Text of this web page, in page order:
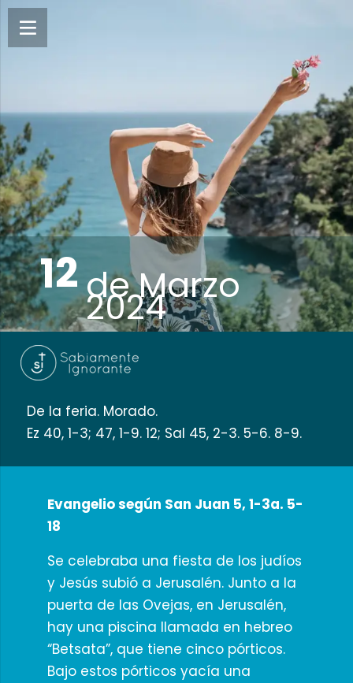
12deMarzo
2024
De la feria. Morado.
Ez 40, 1-3; 47, 1-9. 12; Sal 45, 2-3. 5-6. 8-9.
Evangelio según San Juan 5, 1-3a. 5-
18
Se celebraba una fiesta de los judíos
y Jesús subió a Jerusalén. Junto a la
puerta de las Ovejas, en Jerusalén,
hay una piscina llamada en hebreo
“Betsata”, que tiene cinco pórticos.
Bajo estos pórticos yacía una